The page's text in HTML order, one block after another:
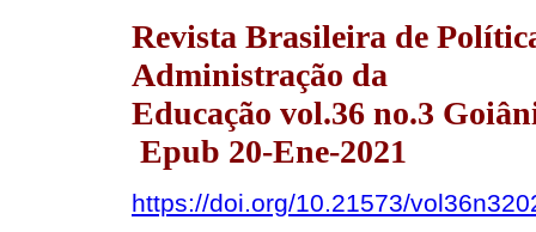
Revista Brasileira de
Administração da
Educação vol.36 no.3
Epub 20-Ene-2021
https://doi.org/10.21573/